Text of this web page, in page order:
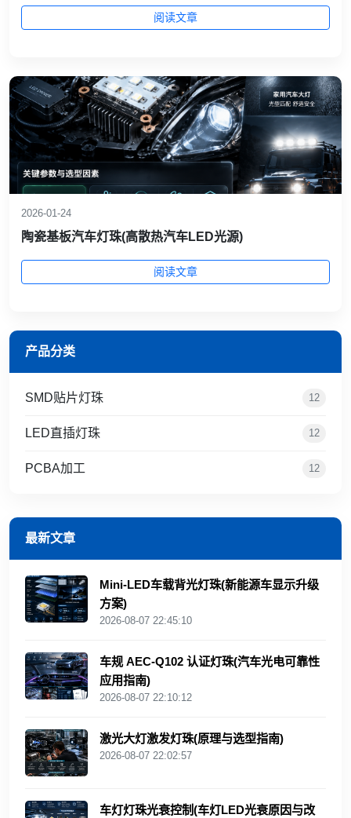
阅读文章
2026-01-24
陶瓷基板汽车灯珠(高散热汽车LED光源)
阅读文章
产品分类
SMD贴片灯珠 12
LED直插灯珠 12
PCBA加工 12
最新文章
Mini‑LED车载背光灯珠(新能源车显示升级
方案)
2026-08-07 22:45:10
车规 AEC‑Q102 认证灯珠(汽车光电可靠性
应用指南)
2026-08-07 22:10:12
激光大灯激发灯珠(原理与选型指南)
2026-08-07 22:02:57
车灯灯珠光衰控制(车灯LED光衰原因与改